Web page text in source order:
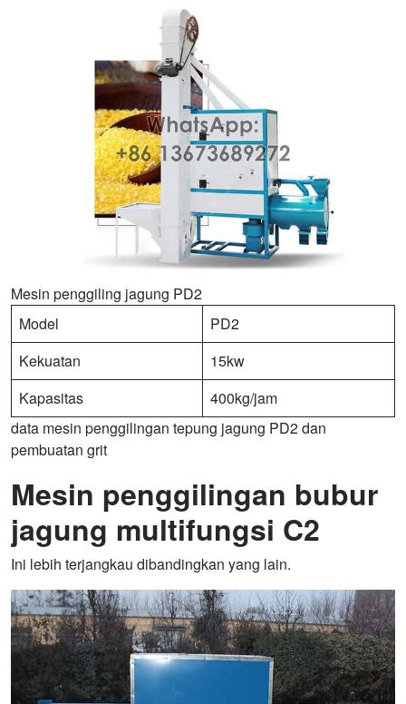
Mesin penggiling jagung PD2
Model
PD2
Kekuatan
15kw
Kapasitas
400kg/jam
data mesin penggilingan tepung jagung PD2 dan
pembuatan grit
Mesin penggilingan bubur
jagung multifungsi C2
Ini lebih terjangkau dibandingkan yang lain.